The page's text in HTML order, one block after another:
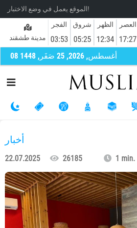
الموقع يعمل في وضع الاختبار!
مدينة طشقند
الفجر
03:53
شروق
05:25
الظهر
12:34
العصر
17:27
08 أغسطس, 2026, 25 صَفَر, 1448
أخبار
22.07.2025 26185 1 min.